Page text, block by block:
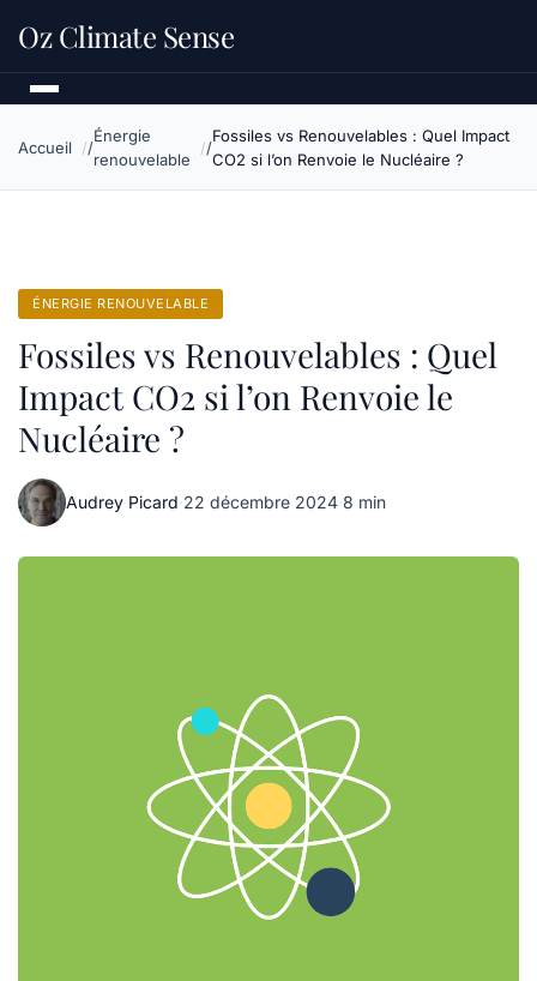
Oz Climate Sense
Accueil
Énergie
renouvelable
Fossiles vs Renouvelables : Quel Impact
CO2 si l’on Renvoie le Nucléaire ?
ÉNERGIE RENOUVELABLE
Fossiles vs Renouvelables : Quel
Impact CO2 si l’on Renvoie le
Nucléaire ?
Audrey Picard·22 décembre 2024·8 min